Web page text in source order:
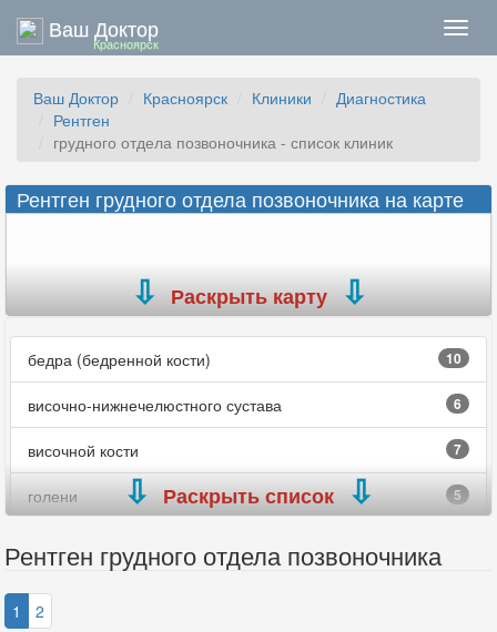
Ваш Доктор
Красноярск
Ваш Доктор Красноярск Клиники
Диагностика
Рентген
грудного отдела позвоночника - список клиник
Рентген грудного отдела позвоночника на карте
Раскрыть карту
бедра (бедренной кости) 10
височно-нижнечелюстного сустава 6
височной кости 7
голени 5
Раскрыть список
Рентген грудного отдела позвоночника
1 2